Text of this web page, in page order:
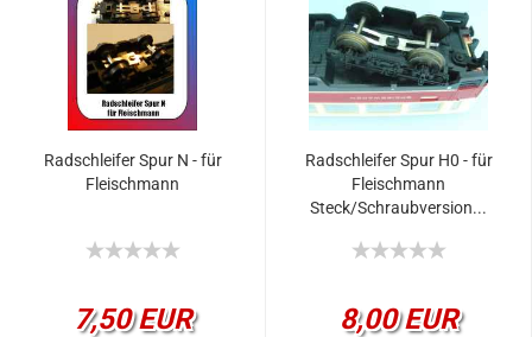
Radschleifer Spur N - für
Fleischmann
7,50 EUR
Radschleifer Spur H0 - für
Fleischmann
Steck/Schraubversion...
8,00 EUR